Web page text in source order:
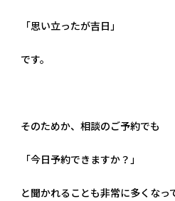
「思い立ったが吉日」
です。
そのためか、相談のご予約でも
「今日予約できますか？」
と聞かれることも非常に多くなっ